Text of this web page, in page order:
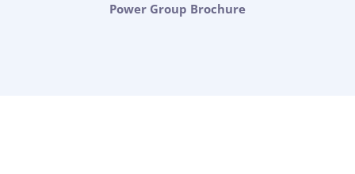
Power Group Brochure